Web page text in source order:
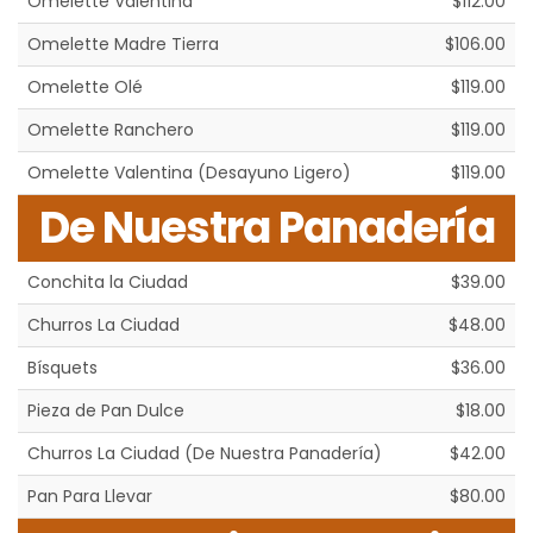
Omelette Madre Tierra
$106.00
Omelette Olé
$119.00
Omelette Ranchero
$119.00
Omelette Valentina (Desayuno Ligero)
$119.00
De Nuestra Panadería
Conchita la Ciudad
$39.00
Churros La Ciudad
$48.00
Bísquets
$36.00
Pieza de Pan Dulce
$18.00
Churros La Ciudad (De Nuestra Panadería)
$42.00
Pan Para Llevar
$80.00